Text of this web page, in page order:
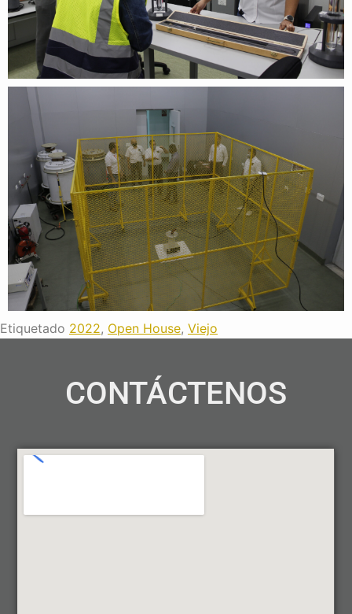
Etiquetado 2022, Open House, Viejo
CONTÁCTENOS